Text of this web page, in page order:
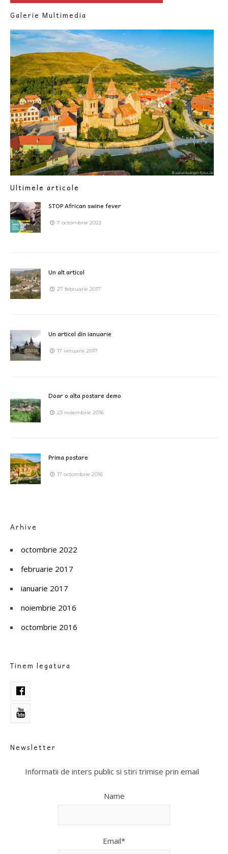
Galerie Multimedia
Ultimele articole
STOP African swine fever
7 octombrie 2022
Un alt articol
27 februarie 2017
Un articol din ianuarie
17 ianuarie 2017
Doar o alta postare demo
23 noiembrie 2016
Prima postare
17 octombrie 2016
Arhive
octombrie 2022
februarie 2017
ianuarie 2017
noiembrie 2016
octombrie 2016
Tinem legatura
Newsletter
Informatii de inters public si stiri trimise prin email
Name
Email*